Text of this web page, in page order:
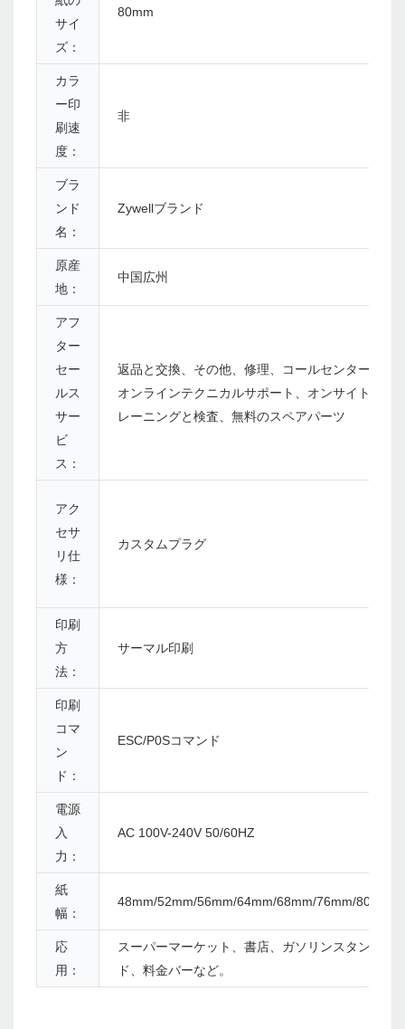
サイ
ズ：
80mm
カラ
ー印
刷速
度：
非
ブラ
ンド
名：
Zywellブランド
原産
地：
中国広州
アフ
ター
セー
ルス
サー
ビ
ス：
返品と交換、その他、修理、コールセンターと
オンラインテクニカルサポート、オンサイトト
レーニングと検査、無料のスペアパーツ
アク
セサ
リ仕
様：
カスタムプラグ
印刷
方
法：
サーマル印刷
印刷
コマ
ン
ド：
ESC/P0Sコマンド
電源
入
力：
AC 100V-240V 50/60HZ
紙
幅：
48mm/52mm/56mm/64mm/68mm/76mm/80mm
応
用：
スーパーマーケット、書店、ガソリンスタン
ド、料金バーなど。